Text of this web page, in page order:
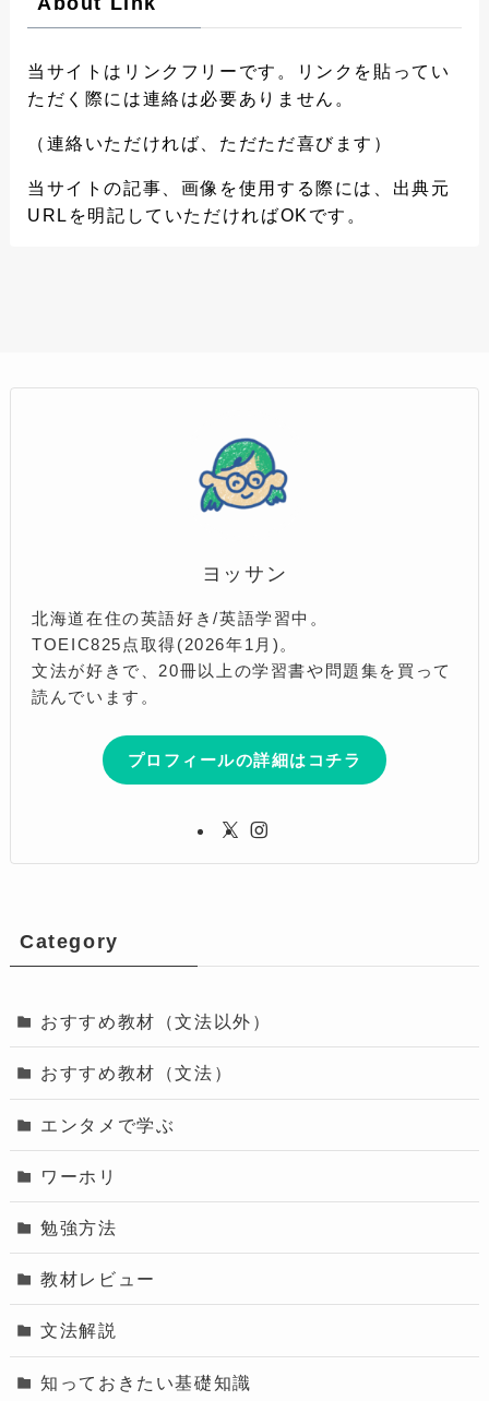
当サイトはリンクフリーです。リンクを貼ってい
ただく際には連絡は必要ありません。
（連絡いただければ、ただただ喜びます）
当サイトの記事、画像を使用する際には、出典元
URLを明記していただければOKです。
ヨッサン
北海道在住の英語好き/英語学習中。
TOEIC825点取得(2026年1月)。
文法が好きで、20冊以上の学習書や問題集を買って
読んでいます。
プロフィールの詳細はコチラ
Category
おすすめ教材（文法以外）
おすすめ教材（文法）
エンタメで学ぶ
ワーホリ
勉強方法
教材レビュー
文法解説
知っておきたい基礎知識